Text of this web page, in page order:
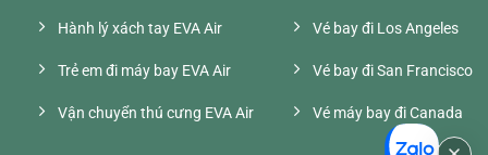
Hành lý xách tay EVA Air
Trẻ em đi máy bay EVA Air
Vận chuyển thú cưng EVA Air
Vé bay đi Los Angeles
Vé bay đi San Francisco
Vé máy bay đi Canada